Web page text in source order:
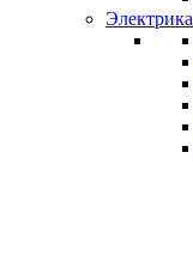
Электрика